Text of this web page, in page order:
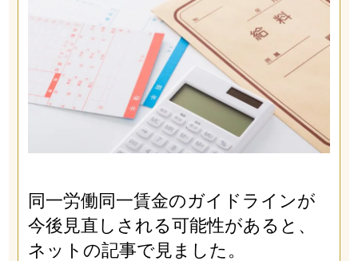
同一労働同一賃金のガイドラインが
今後見直しされる可能性があると、
ネットの記事で見ました。